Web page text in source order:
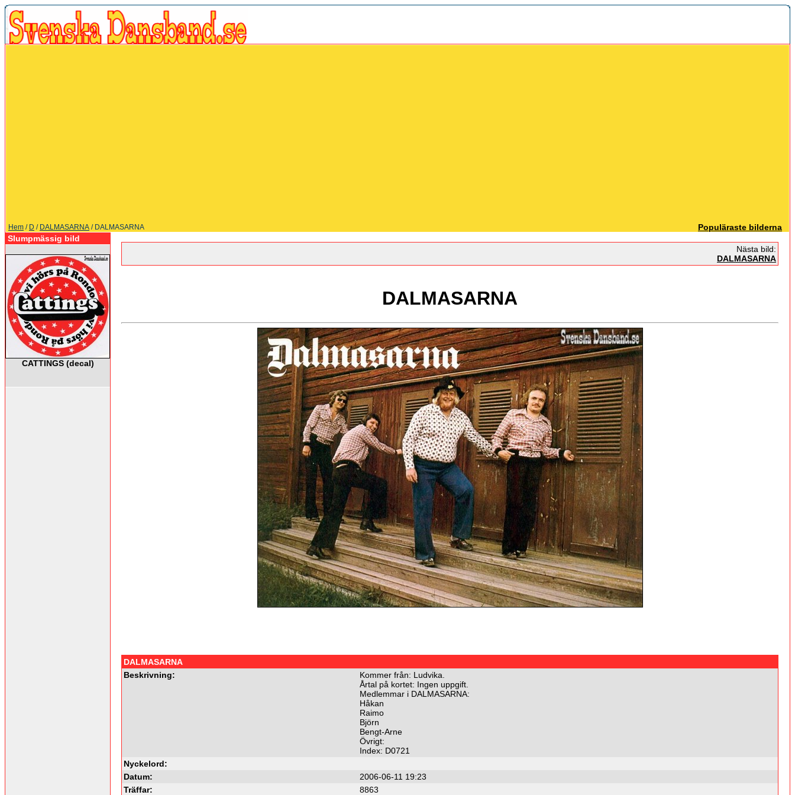
Hem / D / DALMASARNA / DALMASARNA
Populäraste bilderna
Slumpmässig bild
CATTINGS (decal)
Nästa bild:
DALMASARNA
DALMASARNA
DALMASARNA
Beskrivning:
Kommer från: Ludvika.
Årtal på kortet: Ingen uppgift.
Medlemmar i DALMASARNA:
Håkan
Raimo
Björn
Bengt-Arne
Övrigt:
Index: D0721
Nyckelord:
Datum:
2006-06-11 19:23
Träffar:
8863